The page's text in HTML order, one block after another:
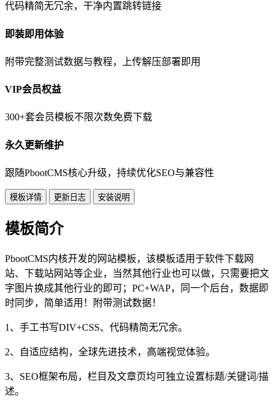
代码精简无冗余，干净内置跳转链接
即装即用体验
附带完整测试数据与教程，上传解压部署即用
VIP会员权益
300+套会员模板不限次数免费下载
永久更新维护
跟随PbootCMS核心升级，持续优化SEO与兼容性
模板详情 更新日志 安装说明
模板简介
PbootCMS内核开发的网站模板，该模板适用于软件下载网
站、下载站网站等企业，当然其他行业也可以做，只需要把文
字图片换成其他行业的即可；PC+WAP，同一个后台，数据即
时同步，简单适用！附带测试数据！
1、手工书写DIV+CSS、代码精简无冗余。
2、自适应结构，全球先进技术，高端视觉体验。
3、SEO框架布局，栏目及文章页均可独立设置标题/关键词/描
述。